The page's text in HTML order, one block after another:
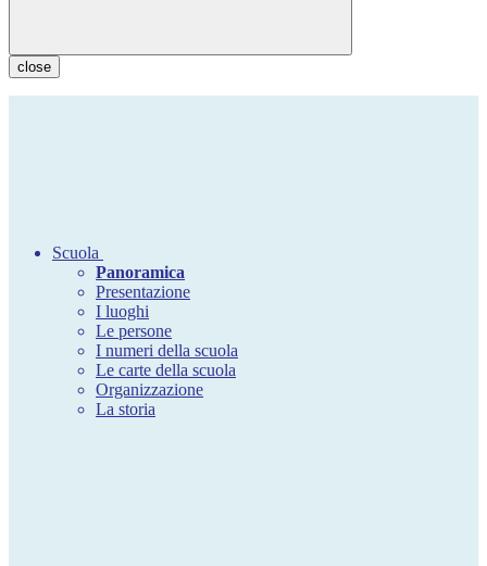
close
Scuola
Panoramica
Presentazione
I luoghi
Le persone
I numeri della scuola
Le carte della scuola
Organizzazione
La storia